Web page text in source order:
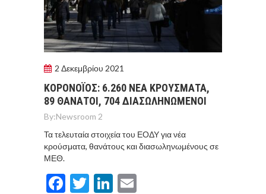
2 Δεκεμβρίου 2021
ΚΟΡOΝΟΪΟΣ: 6.260 ΝΕΑ ΚΡΟΥΣΜΑΤΑ,
89 ΘΑΝΑΤΟΙ, 704 ΔΙΑΣΩΛΗΝΩΜΕΝΟΙ
By:Newsroom 2
Τα τελευταία στοιχεία του ΕΟΔΥ για νέα
κρούσματα, θανάτους και διασωληνωμένους σε
ΜΕΘ.
Facebook
TwitterLinkedIn